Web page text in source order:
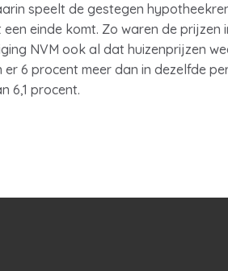
speelt de gestegen
einde komt. Zo waren de prijzen
NVM ook al dat huizenprijzen
6 procent meer dan in dezelfde
6,1 procent.